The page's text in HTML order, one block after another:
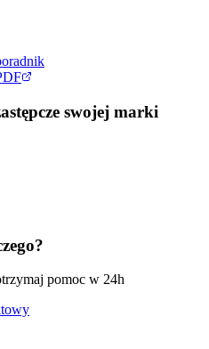
swojej marki
pomoc w 24h